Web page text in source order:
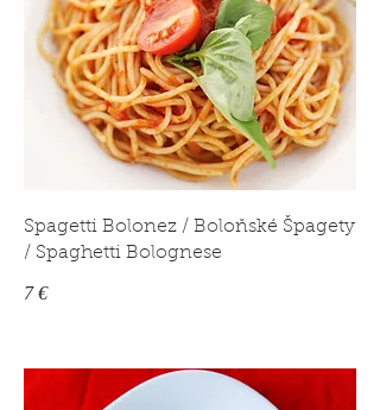
Spagetti Bolonez / Boloňské Špagety
/ Spaghetti Bolognese
7 €